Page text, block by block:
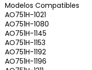
Modelos Compatibles
AO751H-1021
AO751H-1080
AO751H-1145
AO751H-1153
AO751H-1192
AO751H-1196